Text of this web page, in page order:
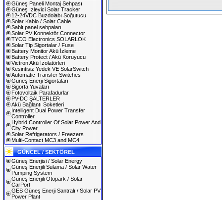
Güneş Paneli Montaj Sehpası
Güneş İzleyici Solar Tracker
12-24VDC Buzdolabı Soğutucu
Solar Kablo / Solar Cable
Sabit panel sehpaları
Solar PV Konnektör Connector
TYCO Electronics SOLARLOK
Solar Tip Sigortalar / Fuse
Battery Monitor Akü İzleme
Battery Protect / Akü Koruyucu
Victron Akü İzolatörleri
Kesintisiz Yedek VE SolarSwitch
Automatic Transfer Switches
Güneş Enerji Sigortaları
Sigorta Yuvaları
Fotovoltaik Parafadurlar
PV-DC ŞALTERLER
Akü Bağlantı Soketleri
Intelligent Dual Power Transfer
Controller
Hybrid Controller Of Solar Power And
City Power
Solar Refrigerators / Freezers
Multi-Contact MC3 and MC4
GÜNCEL / SEKTÖREL
Güneş Enerjisi / Solar Energy
Güneş Enerjili Sulama / Solar Water
Pumping System
Güneş Enerjili Otopark / Solar
CarPort
GES Güneş Enerji Santralı / Solar PV
Power Plant